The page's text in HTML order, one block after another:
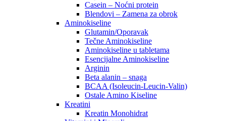
Casein – Noćni protein
Blendovi – Zamena za obrok
Aminokiseline
Glutamin/Oporavak
Tečne Aminokiseline
Aminokiseline u tabletama
Esencijalne Aminokiseline
Arginin
Beta alanin – snaga
BCAA (Isoleucin-Leucin-Valin)
Ostale Amino Kiseline
Kreatini
Kreatin Monohidrat